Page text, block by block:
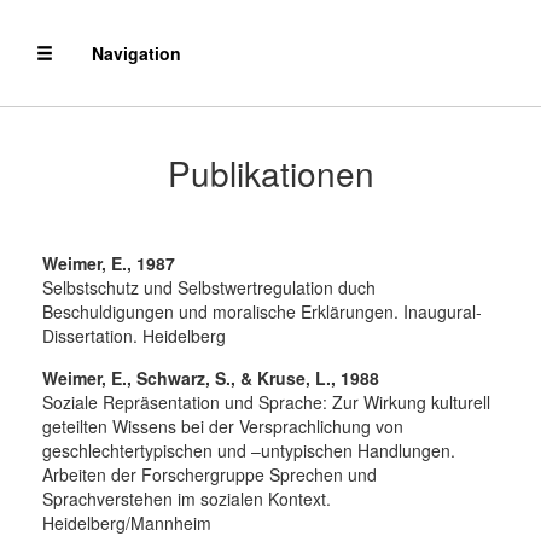
Navigation
Publikationen
Weimer, E., 1987
Selbstschutz und Selbstwertregulation duch
Beschuldigungen und moralische Erklärungen. Inaugural-
Dissertation. Heidelberg
Weimer, E., Schwarz, S., & Kruse, L., 1988
Soziale Repräsentation und Sprache: Zur Wirkung kulturell
geteilten Wissens bei der Versprachlichung von
geschlechtertypischen und –untypischen Handlungen.
Arbeiten der Forschergruppe Sprechen und
Sprachverstehen im sozialen Kontext.
Heidelberg/Mannheim